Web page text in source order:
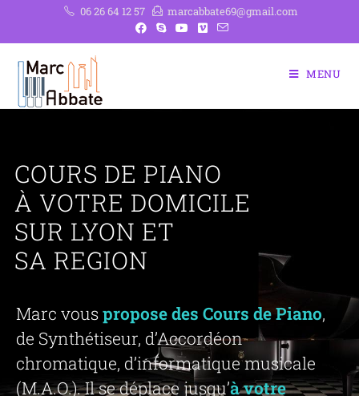
06 26 64 12 57 marcabbate69@gmail.com
MENU
COURS DE PIANO
À VOTRE DOMICILE
SUR LYON ET
SA REGION
Marc vouspropose des Cours de Piano,
de Synthétiseur, d’Accordéon
chromatique, d’informatique musicale
(M.A.O.). Il se déplace jusqu’à votre